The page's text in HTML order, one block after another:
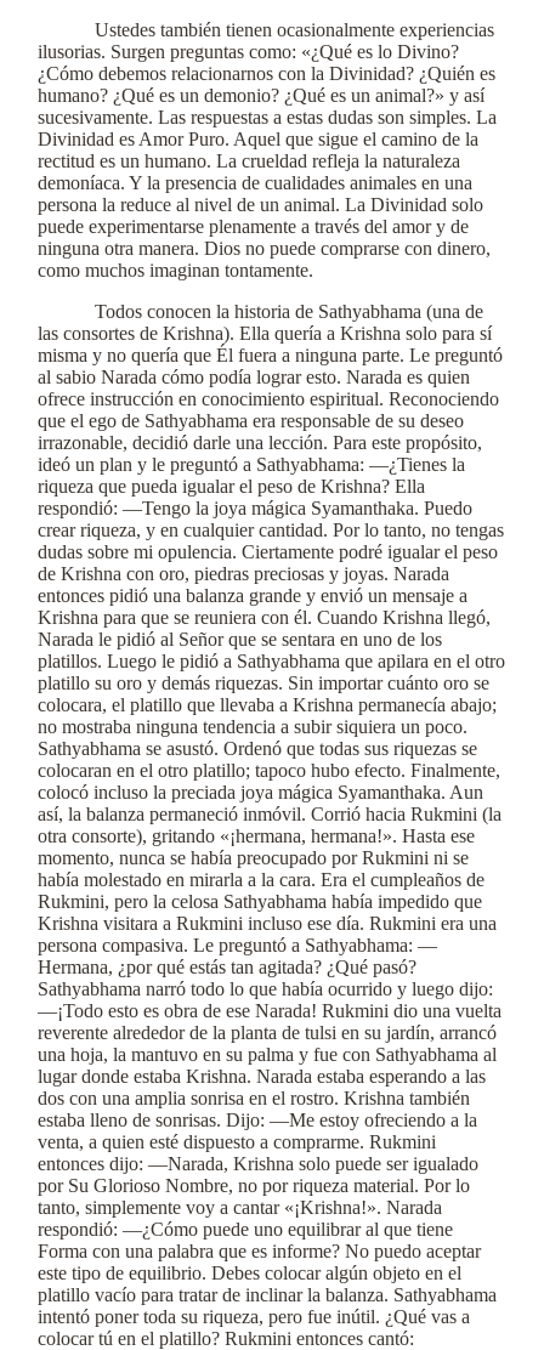
Ustedes también tienen ocasionalmente experiencias
ilusorias. Surgen preguntas como: «¿Qué es lo Divino?
¿Cómo debemos relacionarnos con la Divinidad? ¿Quién es
humano? ¿Qué es un demonio? ¿Qué es un animal?» y así
sucesivamente. Las respuestas a estas dudas son simples. La
Divinidad es Amor Puro. Aquel que sigue el camino de la
rectitud es un humano. La crueldad refleja la naturaleza
demoníaca. Y la presencia de cualidades animales en una
persona la reduce al nivel de un animal. La Divinidad solo
puede experimentarse plenamente a través del amor y de
ninguna otra manera. Dios no puede comprarse con dinero,
como muchos imaginan tontamente.
Todos conocen la historia de Sathyabhama (una de
las consortes de Krishna). Ella quería a Krishna solo para sí
misma y no quería que Él fuera a ninguna parte. Le preguntó
al sabio Narada cómo podía lograr esto. Narada es quien
ofrece instrucción en conocimiento espiritual. Reconociendo
que el ego de Sathyabhama era responsable de su deseo
irrazonable, decidió darle una lección. Para este propósito,
ideó un plan y le preguntó a Sathyabhama: —¿Tienes la
riqueza que pueda igualar el peso de Krishna? Ella
respondió: —Tengo la joya mágica Syamanthaka. Puedo
crear riqueza, y en cualquier cantidad. Por lo tanto, no tengas
dudas sobre mi opulencia. Ciertamente podré igualar el peso
de Krishna con oro, piedras preciosas y joyas. Narada
entonces pidió una balanza grande y envió un mensaje a
Krishna para que se reuniera con él. Cuando Krishna llegó,
Narada le pidió al Señor que se sentara en uno de los
platillos. Luego le pidió a Sathyabhama que apilara en el otro
platillo su oro y demás riquezas. Sin importar cuánto oro se
colocara, el platillo que llevaba a Krishna permanecía abajo;
no mostraba ninguna tendencia a subir siquiera un poco.
Sathyabhama se asustó. Ordenó que todas sus riquezas se
colocaran en el otro platillo; tapoco hubo efecto. Finalmente,
colocó incluso la preciada joya mágica Syamanthaka. Aun
así, la balanza permaneció inmóvil. Corrió hacia Rukmini (la
otra consorte), gritando «¡hermana, hermana!». Hasta ese
momento, nunca se había preocupado por Rukmini ni se
había molestado en mirarla a la cara. Era el cumpleaños de
Rukmini, pero la celosa Sathyabhama había impedido que
Krishna visitara a Rukmini incluso ese día. Rukmini era una
persona compasiva. Le preguntó a Sathyabhama: —
Hermana, ¿por qué estás tan agitada? ¿Qué pasó?
Sathyabhama narró todo lo que había ocurrido y luego dijo:
—¡Todo esto es obra de ese Narada! Rukmini dio una vuelta
reverente alrededor de la planta de tulsi en su jardín, arrancó
una hoja, la mantuvo en su palma y fue con Sathyabhama al
lugar donde estaba Krishna. Narada estaba esperando a las
dos con una amplia sonrisa en el rostro. Krishna también
estaba lleno de sonrisas. Dijo: —Me estoy ofreciendo a la
venta, a quien esté dispuesto a comprarme. Rukmini
entonces dijo: —Narada, Krishna solo puede ser igualado
por Su Glorioso Nombre, no por riqueza material. Por lo
tanto, simplemente voy a cantar «¡Krishna!». Narada
respondió: —¿Cómo puede uno equilibrar al que tiene
Forma con una palabra que es informe? No puedo aceptar
este tipo de equilibrio. Debes colocar algún objeto en el
platillo vacío para tratar de inclinar la balanza. Sathyabhama
intentó poner toda su riqueza, pero fue inútil. ¿Qué vas a
colocar tú en el platillo? Rukmini entonces cantó: